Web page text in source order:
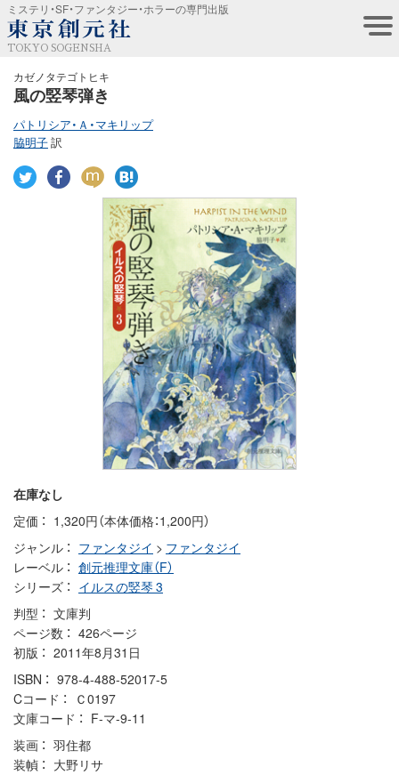
ミステリ・SF・ファンタジー・ホラーの専門出版
TOKYO SOGENSHA
カゼノタテゴトヒキ
風の竪琴弾き
パトリシア・Ａ・マキリップ
脇明子訳
在庫なし
定価
1,320円（本体価格：1,200円）
ジャンル
ファンタジイ > ファンタジイ
レーベル
創元推理文庫（F）
シリーズ
イルスの竪琴 3
判型
文庫判
ページ数
426ページ
初版
2011年8月31日
ISBN
978-4-488-52017-5
Cコード
Ｃ0197
文庫コード
F-マ-9-11
装画
羽住都
装幀
大野リサ